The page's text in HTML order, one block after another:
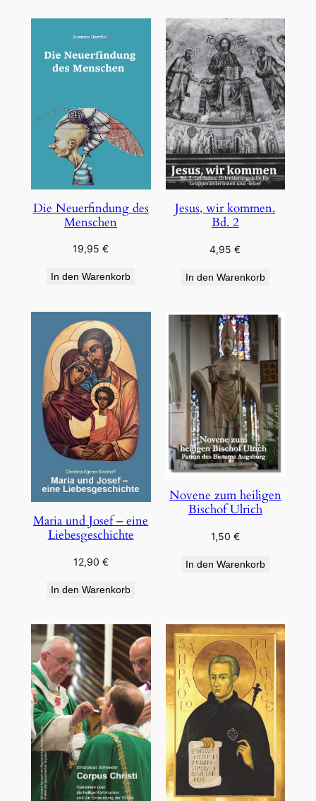
Die Neuerfindung des
Menschen
19,95€
In den Warenkorb
Jesus, wir kommen.
Bd. 2
4,95€
In den Warenkorb
Maria und Josef – eine
Liebesgeschichte
12,90 €
In den Warenkorb
Novene zum heiligen
Bischof Ulrich
1,50 €
In den Warenkorb